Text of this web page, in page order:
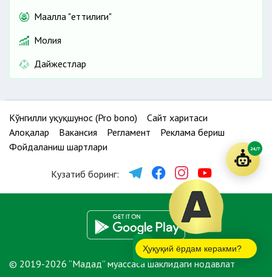
Маҳалла "еттилиги"
Молия
Дайжестлар
Кўнгилли ҳуқуқшунос (Pro bono)
Сайт харитаси
Алоқалар
Вакансия Регламент
Реклама бериш
Фойдаланиш шартлари
Кузатиб боринг:
© 2019-2026 “Мадад” муассаса шаклидаги нодавлат
Ҳуқуқий ёрдам керакми?
24/7